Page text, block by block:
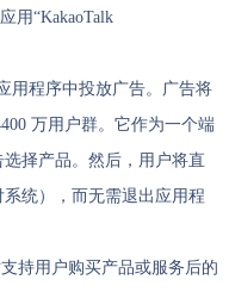
用“KakaoTalk
用程序中投放广告。广告将
万用户群。它作为一个端
择产品。然后，用户将直
系统），而无需退出应用程
持用户购买产品或服务后的